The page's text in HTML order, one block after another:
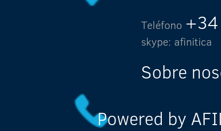
Teléfono
skype: afinitica
Sobre
Powered by